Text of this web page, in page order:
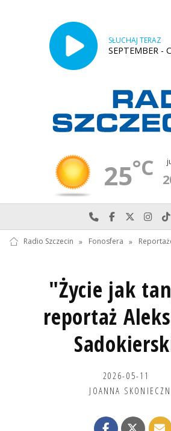
SŁUCHAJ TERAZ
SEPTEMBER -
25°C
Najlepiej po
Odwiedź nas
Radio Szczecin » Fonosfera »
"Życie jak
reportaż
2026-05-11
JOANNA